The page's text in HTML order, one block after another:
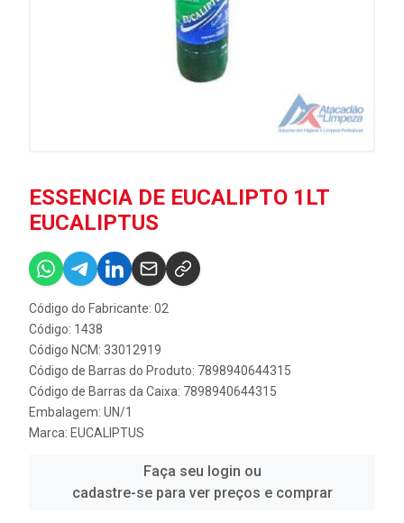
ESSENCIA DE EUCALIPTO 1LT
EUCALIPTUS
Código do Fabricante: 02
Código: 1438
Código NCM: 33012919
Código de Barras do Produto: 7898940644315
Código de Barras da Caixa: 7898940644315
Embalagem: UN/1
Marca: EUCALIPTUS
Faça seu login ou
cadastre-se para ver preços e comprar